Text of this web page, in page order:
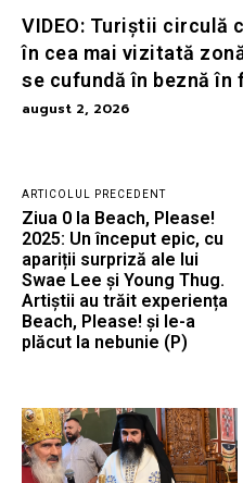
VIDEO: Turiștii circulă
în cea mai vizitată
se cufundă în beznă în
august 2, 2026
ARTICOLUL PRECEDENT
Ziua 0 la Beach, Please!
2025: Un început epic, cu
apariții surpriză ale lui
Swae Lee și Young Thug.
Artiștii au trăit experiența
Beach, Please! și le-a
plăcut la nebunie (P)